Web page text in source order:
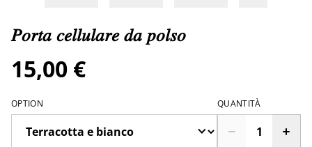
𝑃𝑜𝑟𝑡𝑎 𝑐𝑒𝑙𝑙𝑢𝑙𝑎𝑟𝑒 𝑑𝑎 𝑝𝑜𝑙𝑠𝑜
15,00 €
OPTION QUANTITÀ